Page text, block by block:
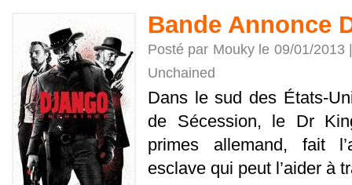
Bande Annonce
Posté par Mouky le 09/01/
Unchained
Dans le sud des États-
de Sécession, le Dr
primes allemand, fait
esclave qui peut l’aider à